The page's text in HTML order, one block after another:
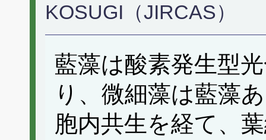
KOSUGI（JIRCAS）
藍藻は酸素発生型
り、微細藻は藍藻
胞内共生を経て、